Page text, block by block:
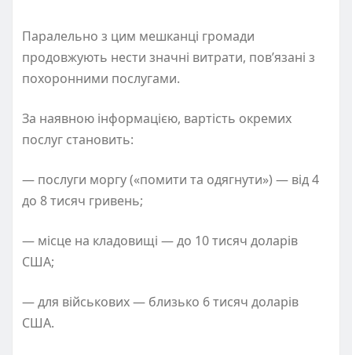
Паралельно з цим мешканці громади
продовжують нести значні витрати, пов’язані з
похоронними послугами.
За наявною інформацією, вартість окремих
послуг становить:
— послуги моргу («помити та одягнути») — від 4
до 8 тисяч гривень;
— місце на кладовищі — до 10 тисяч доларів
США;
— для військових — близько 6 тисяч доларів
США.